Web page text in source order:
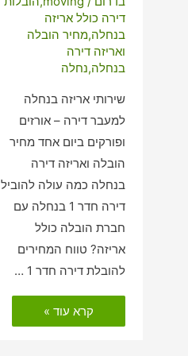
דירה כולל אריזה
בנחלה,מחיר הובלה
ואריזה דירה
בנחלה,נחלה
שירותי אריזה בנחלה
למעבר דירה – אורזים
ופורקים ביום אחד מחיר
הובלה ואריזה דירה
בנחלה כמה עולה להוביל
דירה חדר 1 בנחלה עם
חברת הובלה כולל
אריזה? טווח המחירים
להובלת דירה חדר 1 …
הובלות
דירה
כולל
קרא עוד »